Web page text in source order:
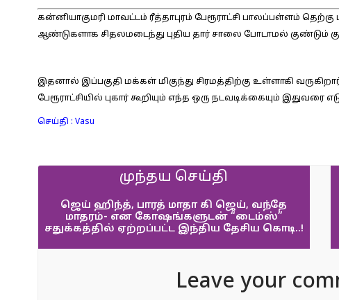
கன்னியாகுமரி மாவட்டம் ரீத்தாபுரம் பேரூராட்சி பாலப்பள்ளம்
ஆண்டுகளாக சிதலமடைந்து புதிய தார் சாலை போடாமல் குண்டும்
இதனால் இப்பகுதி மக்கள் மிகுந்து சிரமத்திற்கு உள்ளாகி
பேரூராட்சியில் புகார் கூறியும் எந்த ஒரு நடவடிக்கையும் இதுவரை
செய்தி : Vasu
முந்தய செய்தி
ஜெய் ஹிந்த், பாரத் மாதா கி ஜெய், வந்தே
மாதரம்- என கோஷங்களுடன் “டைம்ஸ்”
சதுக்கத்தில் ஏற்றப்பட்ட இந்திய தேசிய கொடி..!
Leave your